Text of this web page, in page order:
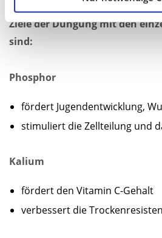
Ziele der Düngung mit den
sind:
Phosphor
fördert Jugendentwicklung,
stimuliert die Zellteilung und
Kalium
fördert den Vitamin C-Gehalt
verbessert die